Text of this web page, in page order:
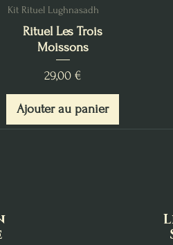
Kit Rituel Lughnasadh
Rituel Les Trois
Moissons
Prix
29,00 €
Ajouter au panier